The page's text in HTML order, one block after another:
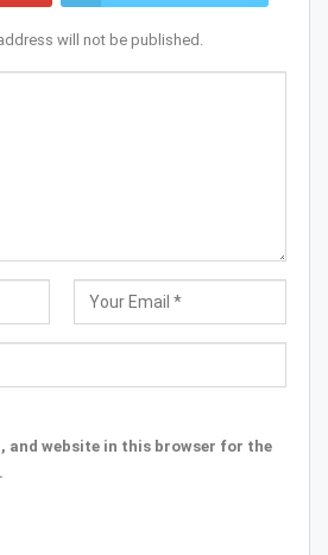
will not be published.
and website in this browser for the